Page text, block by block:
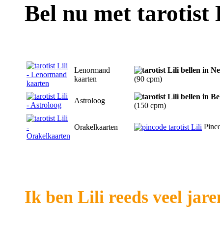
Bel nu met tarotist
Lenormand
kaarten
(90 cpm)
Astroloog
(150 cpm)
Orakelkaarten
Ik ben Lili reeds veel